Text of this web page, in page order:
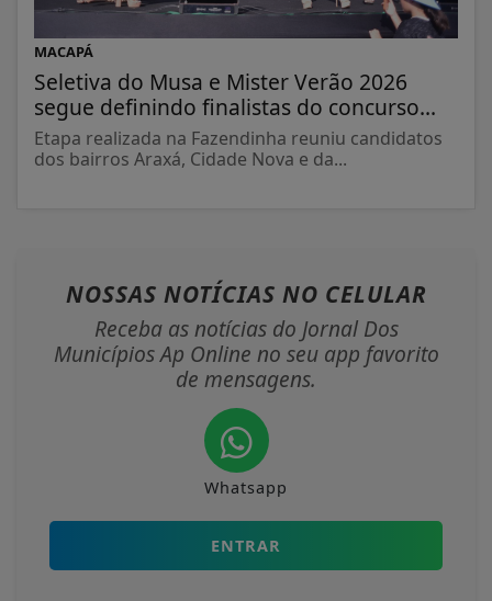
MACAPÁ
Seletiva do Musa e Mister Verão 2026
segue definindo finalistas do concurso...
Etapa realizada na Fazendinha reuniu candidatos
dos bairros Araxá, Cidade Nova e da...
NOSSAS NOTÍCIAS NO CELULAR
Receba as notícias do Jornal Dos
Municípios Ap Online no seu app favorito
de mensagens.
Whatsapp
ENTRAR